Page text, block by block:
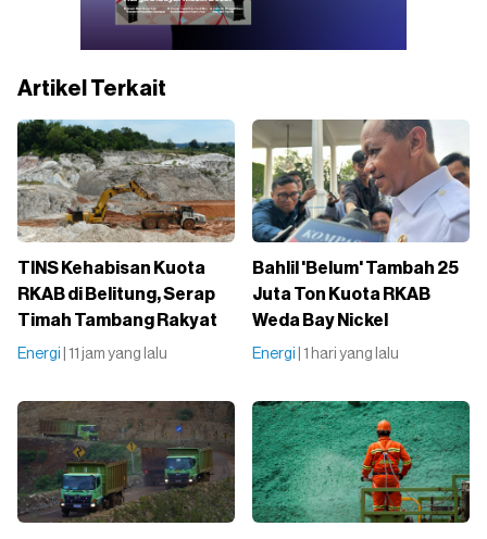
Artikel Terkait
TINS Kehabisan Kuota
RKAB di Belitung, Serap
Timah Tambang Rakyat
Energi | 11 jam yang lalu
Bahlil 'Belum' Tambah 25
Juta Ton Kuota RKAB
Weda Bay Nickel
Energi | 1 hari yang lalu